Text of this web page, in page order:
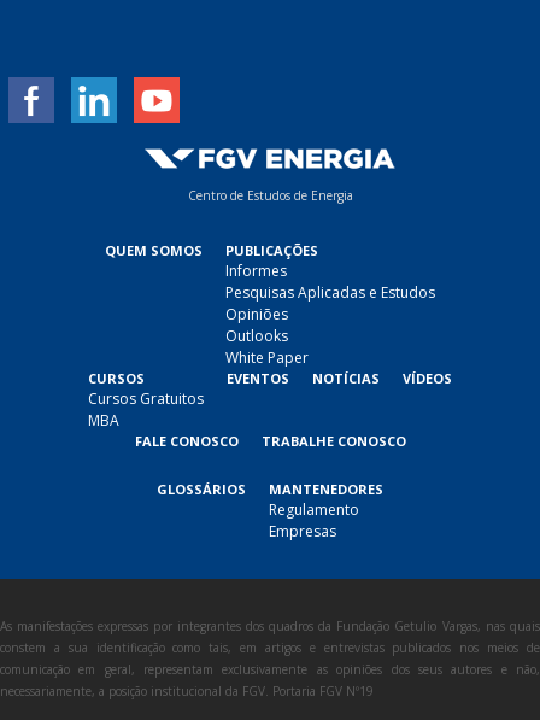
Centro de Estudos de Energia
QUEM SOMOS PUBLICAÇÕES
Informes
Pesquisas Aplicadas e Estudos
Opiniões
Outlooks
White Paper
CURSOS
Cursos Gratuitos
MBA
EVENTOS NOTÍCIAS VÍDEOS
FALE CONOSCO TRABALHE CONOSCO
GLOSSÁRIOS MANTENEDORES
Regulamento
Empresas
As manifestações expressas por integrantes dos quadros da Fundação Getulio Vargas, nas quais
constem a sua identificação como tais, em artigos e entrevistas publicados nos meios de
comunicação em geral, representam exclusivamente as opiniões dos seus autores e não,
necessariamente, a posição institucional da FGV. Portaria FGV Nº19